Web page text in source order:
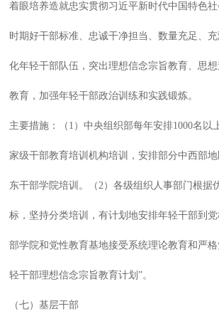
着眼培养造就忠实贯彻习近平新时代中国特色
时期好干部标准、忠诚干净担当、数量充足、
化年轻干部队伍，突出理想信念宗旨教育、思
教育，加强年轻干部政治训练和实践锻炼。
主要措施：（1）中央组织部每年安排1000名以
家级干部教育培训机构培训，安排部分中西部
东干部学院培训。（2）各级组织人事部门根据
标，坚持分类培训，有计划地安排年轻干部到
部学院和党性教育基地接受系统理论教育和严
轻干部理想信念宗旨教育计划”。
（七）基层干部